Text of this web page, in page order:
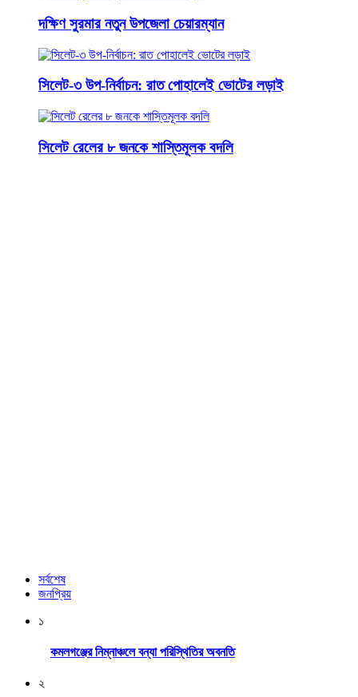
দক্ষিণ সুরমার নতুন উপজেলা চেয়ারম্যান
সিলেট-৩ উপ-নির্বাচন: রাত পোহালেই ভোটের লড়াই
সিলেট রেলের ৮ জনকে শাস্তিমূলক বদলি
সর্বশেষ
জনপ্রিয়
১
কমলগঞ্জের নিম্নাঞ্চলে বন্যা পরিস্থিতির অবনতি
২